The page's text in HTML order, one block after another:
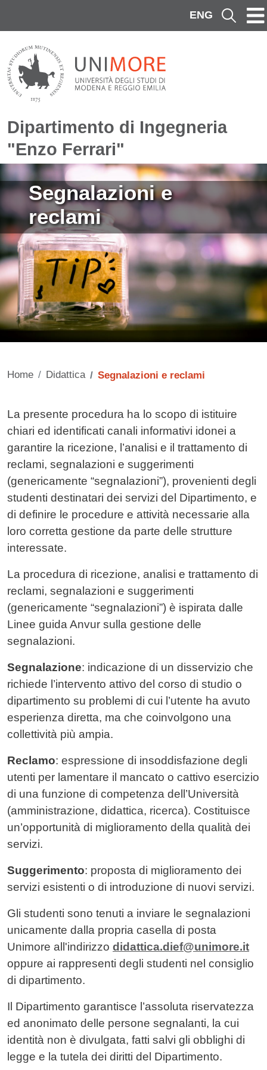
ENG Cerca
Dipartimento di Ingegneria
"Enzo Ferrari"
Immagine
Segnalazioni e
reclami
Home Didattica Segnalazioni e reclami
Contenuto
La presente procedura ha lo scopo di istituire
chiari ed identificati canali informativi idonei a
garantire la ricezione, l’analisi e il trattamento di
reclami, segnalazioni e suggerimenti
(genericamente “segnalazioni”), provenienti degli
studenti destinatari dei servizi del Dipartimento, e
di definire le procedure e attività necessarie alla
loro corretta gestione da parte delle strutture
interessate.
La procedura di ricezione, analisi e trattamento di
reclami, segnalazioni e suggerimenti
(genericamente “segnalazioni”) è ispirata dalle
Linee guida Anvur sulla gestione delle
segnalazioni.
Segnalazione: indicazione di un disservizio che
richiede l’intervento attivo del corso di studio o
dipartimento su problemi di cui l’utente ha avuto
esperienza diretta, ma che coinvolgono una
collettività più ampia.
Reclamo: espressione di insoddisfazione degli
utenti per lamentare il mancato o cattivo esercizio
di una funzione di competenza dell’Università
(amministrazione, didattica, ricerca). Costituisce
un’opportunità di miglioramento della qualità dei
servizi.
Suggerimento: proposta di miglioramento dei
servizi esistenti o di introduzione di nuovi servizi.
Gli studenti sono tenuti a inviare le segnalazioni
unicamente dalla propria casella di posta
Unimore all'indirizzo didattica.dief@unimore.it
oppure ai rappresenti degli studenti nel consiglio
di dipartimento.
Il Dipartimento garantisce l’assoluta riservatezza
ed anonimato delle persone segnalanti, la cui
identità non è divulgata, fatti salvi gli obblighi di
legge e la tutela dei diritti del Dipartimento.